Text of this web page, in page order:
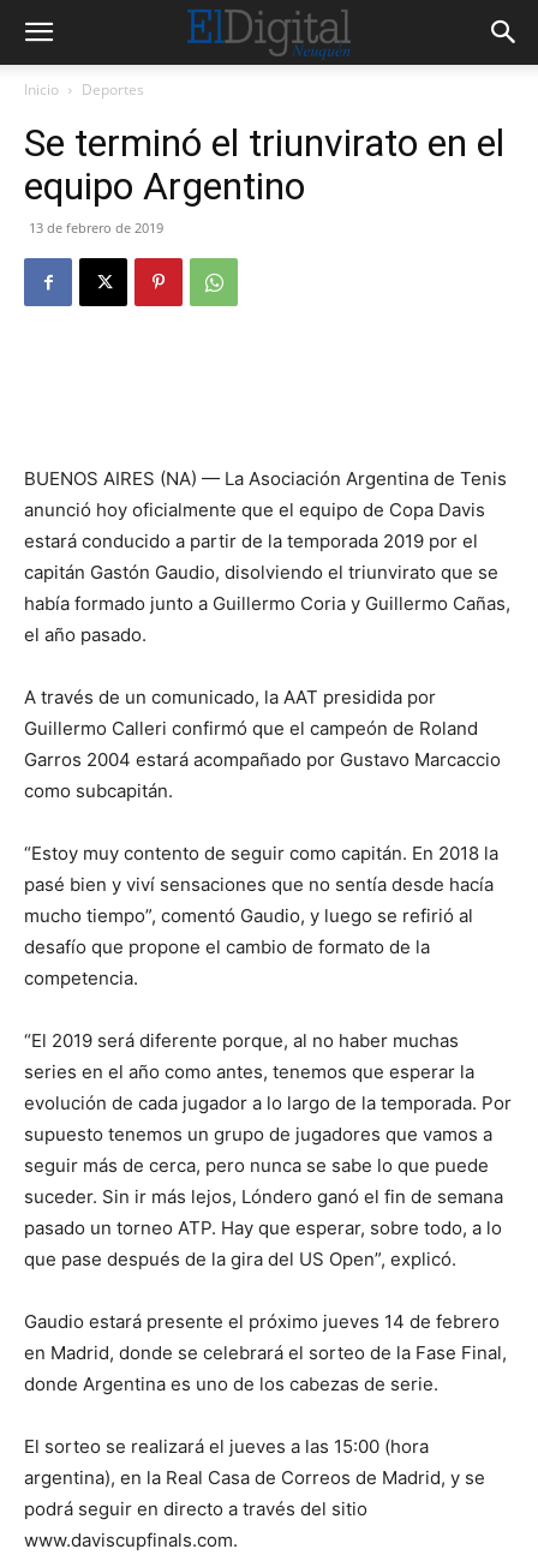
Inicio Deportes
Se terminó el triunvirato en el
equipo Argentino
13 de febrero de 2019
BUENOS AIRES (NA) — La Asociación Argentina de Tenis
anunció hoy oficialmente que el equipo de Copa Davis
estará conducido a partir de la temporada 2019 por el
capitán Gastón Gaudio, disolviendo el triunvirato que se
había formado junto a Guillermo Coria y Guillermo Cañas,
el año pasado.
A través de un comunicado, la AAT presidida por
Guillermo Calleri confirmó que el campeón de Roland
Garros 2004 estará acompañado por Gustavo Marcaccio
como subcapitán.
“Estoy muy contento de seguir como capitán. En 2018 la
pasé bien y viví sensaciones que no sentía desde hacía
mucho tiempo”, comentó Gaudio, y luego se refirió al
desafío que propone el cambio de formato de la
competencia.
“El 2019 será diferente porque, al no haber muchas
series en el año como antes, tenemos que esperar la
evolución de cada jugador a lo largo de la temporada. Por
supuesto tenemos un grupo de jugadores que vamos a
seguir más de cerca, pero nunca se sabe lo que puede
suceder. Sin ir más lejos, Lóndero ganó el fin de semana
pasado un torneo ATP. Hay que esperar, sobre todo, a lo
que pase después de la gira del US Open”, explicó.
Gaudio estará presente el próximo jueves 14 de febrero
en Madrid, donde se celebrará el sorteo de la Fase Final,
donde Argentina es uno de los cabezas de serie.
El sorteo se realizará el jueves a las 15:00 (hora
argentina), en la Real Casa de Correos de Madrid, y se
podrá seguir en directo a través del sitio
www.daviscupfinals.com.